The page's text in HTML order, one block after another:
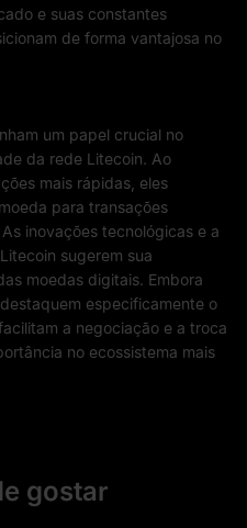
e suas constantes
de forma vantajosa no
um papel crucial no
da rede Litecoin. Ao
mais rápidas, eles
para transações
inovações tecnológicas e a
sugerem sua
moedas digitais. Embora
especificamente o
a negociação e a troca
no ecossistema mais
gostar